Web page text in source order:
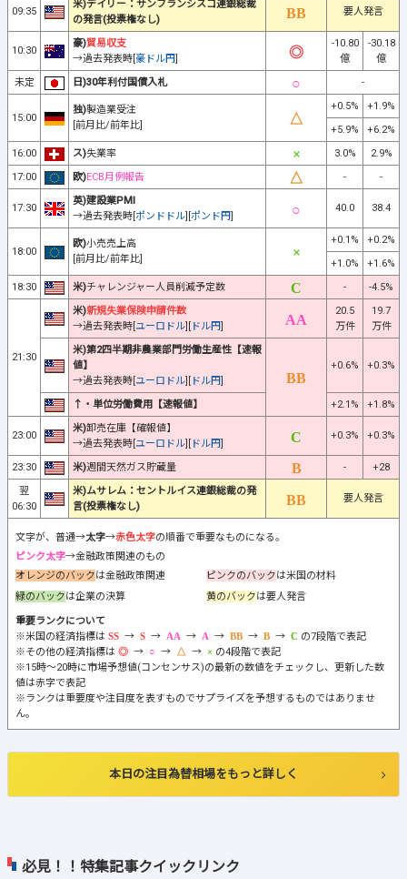
必見！！特集記事クイックリンク
09:35
米)デイリー：サンフランシスコ連銀総裁
の発言(投票権なし)
要人発言
10:30
豪)貿易収支
→過去発表時[豪ドル円]
-10.80
億
-30.18
億
未定
日)30年利付国債入札 -
15:00
独)製造業受注
[前月比/前年比]
+0.5%
+1.9%
+5.9%
+6.2%
16:00
ス)失業率 3.0%
2.9%
17:00
欧)ECB月例報告 - -
17:30
英)建設業PMI
→過去発表時[ポンドドル][ポンド円]
40.0 38.4
18:00
欧)小売売上高
[前月比/前年比]
+0.1%
+0.2%
+1.0%
+1.6%
18:30
米)チャレンジャー人員削減予定数 - -4.5%
21:30
米)新規失業保険申請件数
→過去発表時[ユーロドル][ ドル円]
20.5
万件
19.7
万件
米)第2四半期非農業部門労働生産性【速報
値】
→過去発表時[ユーロドル][ ドル円]
+0.6% +0.3%
↑・単位労働費用【速報値】 +2.1% +1.8%
23:00
米)卸売在庫【確報値】
→過去発表時[ユーロドル][ ドル円]
+0.3% +0.3%
23:30 米)週間天然ガス貯蔵量 -
+28
翌
06:30
米)ムサレム：セントルイス連銀総裁の発
言(投票権なし)
要人発言
文字が、普通→太字→赤色太字の順番で重要なものになる。
ピンク太字→金融政策関連のもの
オレンジのバックは金融政策関連 ピンクのバックは米国の材料
緑のバックは企業の決算 黄のバックは要人発言
重要ランクについて
※米国の経済指標は
→ → → → → →
の7段階で表記
※その他の経済指標は
→ → →
の4段階で表記
※15時～20時に市場予想値(コンセンサス)の最新の数値をチェックし、更新した数
値は赤字で表記
※ランクは重要度や注目度を表すものでサプライズを予想するものではありませ
ん。
本日の注目為替相場をもっと詳しく